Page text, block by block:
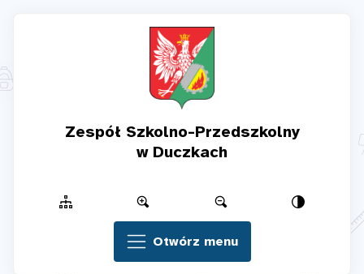
Zespół Szkolno-Przedszkolny
w Duczkach
Otwórz menu